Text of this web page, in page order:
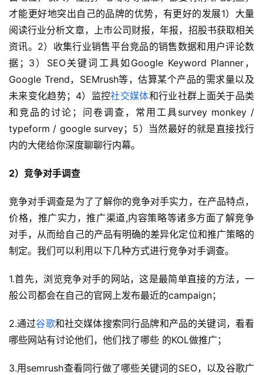
才能更好地突出自己的品牌的优势，有更好的发展1）大量
阅读行业分析文章，上市公司财报，年报，招股书获取相关
资讯。2）收集行业销售平台竞品的销售数据和用户评论数
据；3）SEO关键词工具如Google Keyword Planner，
Google Trend，SEMrush等，估算某个产品的需求量以及
未来变化趋势；4）监控社交媒体和行业社群上面关于品类
和竞品的讨论；问卷调查，常用工具survey monkey /
typeform / google survey；5）当然最好的就是直接找行
内的大佬给你深度聊聊行内幕。
2）竞争对手调查
竞争对手调查是为了了解你的竞争对手实力，在产品特点，
价格，推广实力，推广渠道,内容策略等诸多方面了解竞争
对手，从而给自己的产品有明确的差异化定位和推广策略的
制定。我们可以利用以下几种方式进行竞争对手调查。
1.首先，浏览竞争对手的网站，这是最简单直接的方法，一
般公司都会在自己的官网上发布最近的campaign；
2.通过谷歌和社交媒体搜索同行品牌和产品的关键词，看看
哪些网站有讨论他们，他们找了哪些 的KOL做推广；
3.用semrush查看同行做了哪些关键词的SEO，以及谷歌广